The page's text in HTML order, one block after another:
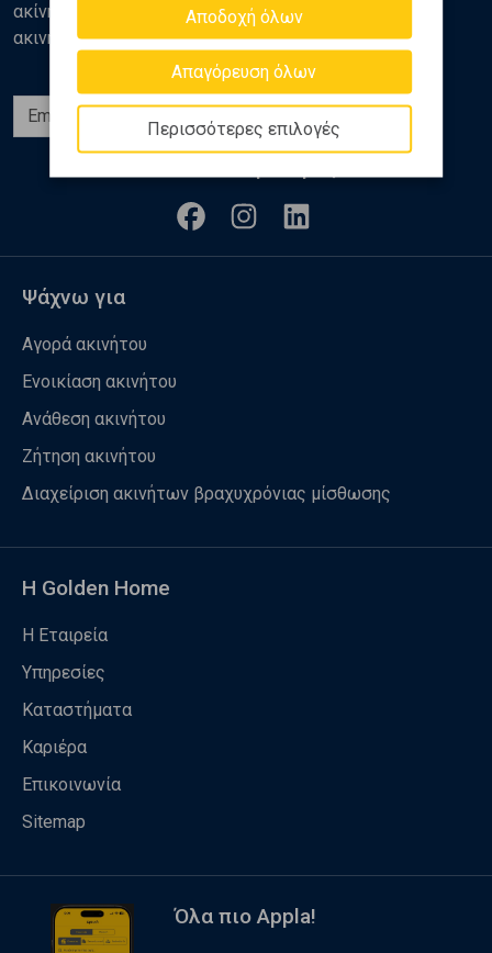
Αποδοχή όλων
Απαγόρευση όλων
Περισσότερες επιλογές
ακίνητα, αναλύσεις και διάφορα θέματα της αγοράς
ακινήτων
Ψάχνω για
Αγορά ακινήτου
Ενοικίαση ακινήτου
Ανάθεση ακινήτου
Ζήτηση ακινήτου
Διαχείριση ακινήτων βραχυχρόνιας μίσθωσης
Η Golden Home
Η Εταιρεία
Υπηρεσίες
Καταστήματα
Καριέρα
Επικοινωνία
Sitemap
Όλα πιο Appla!